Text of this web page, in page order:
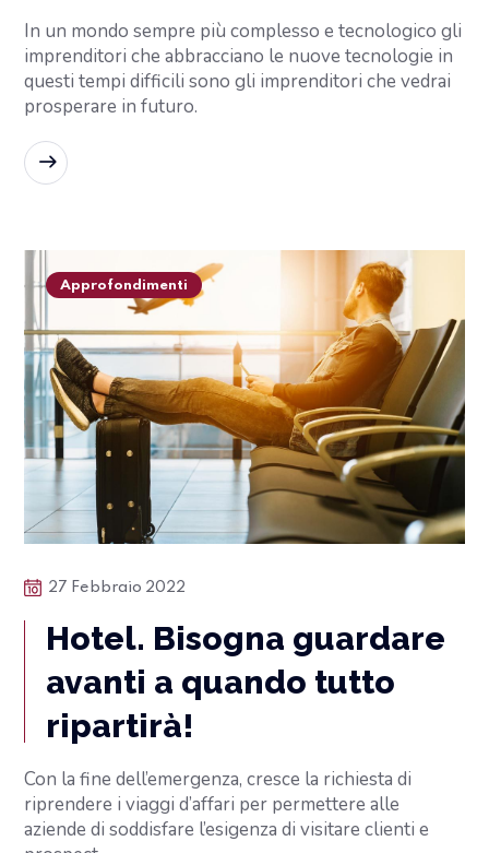
In un mondo sempre più complesso e tecnologico gli
imprenditori che abbracciano le nuove tecnologie in
questi tempi difficili sono gli imprenditori che vedrai
prosperare in futuro.
Approfondimenti
27 Febbraio 2022
Hotel. Bisogna guardare
avanti a quando tutto
ripartirà!
Con la fine dell’emergenza, cresce la richiesta di
riprendere i viaggi d’affari per permettere alle
aziende di soddisfare l’esigenza di visitare clienti e